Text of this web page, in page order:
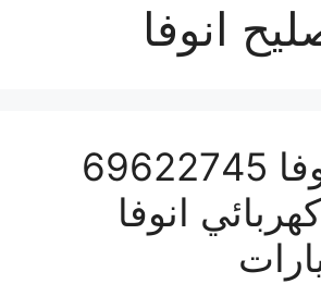
انوفا
تصليح انوفا 69622745
انوفا